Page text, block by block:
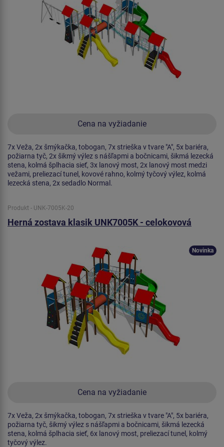
Cena na vyžiadanie
7x Veža, 2x šmýkačka, tobogan, 7x strieška v tvare "A", 5x bariéra,
požiarna tyč, 2x šikmý výlez s nášľapmi a bočnicami, šikmá lezecká
stena, kolmá šplhacia sieť, 3x lanový most, 2x lanový most medzi
vežami, preliezací tunel, kovové rahno, kolmý tyčový výlez, kolmá
lezecká stena, 2x sedadlo Normal.
Produkt - UNK-7005K-20
Herná zostava klasik UNK7005K - celokovová
Cena na vyžiadanie
Novinka
7x Veža, 2x šmýkačka, tobogan, 7x strieška v tvare "A", 5x bariéra,
požiarna tyč, šikmý výlez s nášľapmi a bočnicami, šikmá lezecká
stena, kolmá šplhacia sieť, 6x lanový most, preliezací tunel, kolmý
tyčový výlez.